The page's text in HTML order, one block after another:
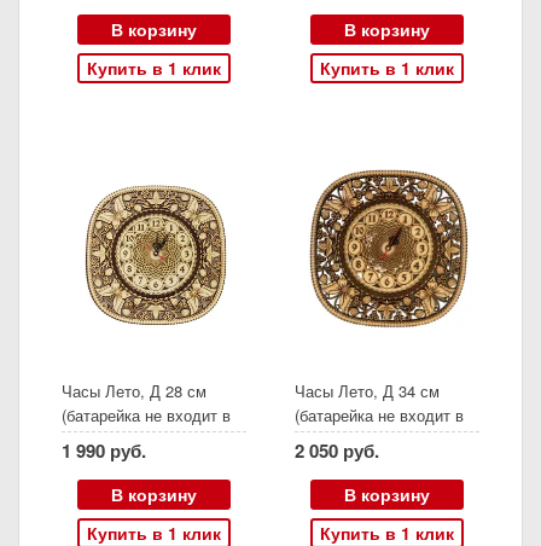
В корзину
Купить в 1 клик
В корзину
Купить в 1 клик
Часы Лето, Д 28 см
(батарейка не входит в
комплект)
1 990 руб.
В корзину
Купить в 1 клик
Часы Лето, Д 34 см
(батарейка не входит в
комплект)
2 050 руб.
В корзину
Купить в 1 клик